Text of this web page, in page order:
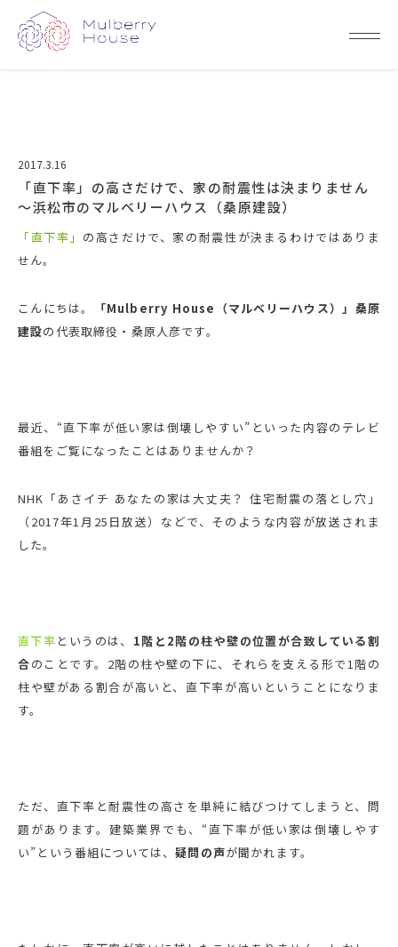
2017.3.16
「直下率」の高さだけで、家の耐震性は決まりません
～浜松市のマルベリーハウス（桑原建設）
「直下率」 の高さだけで、家の耐震性が決まるわけではありま
せん。
こんにちは。
「Mulberry House（マルベリーハウス）」桑原
建設の代表取締役・桑原人彦です。
最近、“直下率が低い家は倒壊しやすい”といった内容のテレビ
番組をご覧になったことはありませんか？
NHK「あさイチ あなたの家は大丈夫？ 住宅耐震の落とし穴」
（2017年1月25日放送）などで、そのような内容が放送されま
した。
直下率 というのは、 1階と2階の柱や壁の位置が合致している割
合のことです。2階の柱や壁の下に、それらを支える形で1階の
柱や壁がある割合が高いと、直下率が高いということになりま
す。
ただ、直下率と耐震性の高さを単純に結びつけてしまうと、問
題があります。建築業界でも、“直下率が低い家は倒壊しやす
い”という番組については、疑問の声が聞かれます。